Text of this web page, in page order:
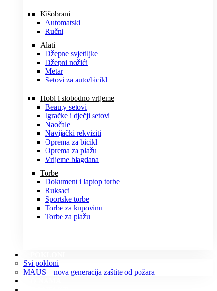
Kišobrani
Automatski
Ručni
Alati
Džepne svjetiljke
Džepni nožići
Metar
Setovi za auto/bicikl
Hobi i slobodno vrijeme
Beauty setovi
Igračke i dječji setovi
Naočale
Navijački rekviziti
Oprema za bicikl
Oprema za plažu
Vrijeme blagdana
Torbe
Dokument i laptop torbe
Ruksaci
Sportske torbe
Torbe za kupovinu
Torbe za plažu
Svi pokloni
MAUS – nova generacija zaštite od požara